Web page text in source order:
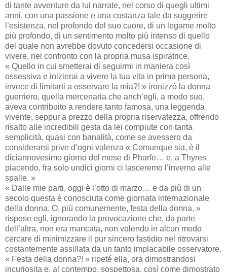
di tante avventure da lui narrate, nel corso di quegli ultimi
anni, con una passione e una costanza tale da suggerire
l’esistenza, nel profondo del suo cuore, di un legame molto
più profondo, di un sentimento molto più intenso di quello
del quale non avrebbe dovuto concedersi occasione di
vivere, nel confronto con la propria musa ispiratrice.
« Quello in cui smetterai di seguirmi in maniera così
ossessiva e inizierai a vivere la tua vita in prima persona,
invece di limitarti a osservare la mia?! » ironizzò la donna
guerriero, quella mercenaria che anch’egli, a modo suo,
aveva contribuito a rendere tanto famosa, una leggenda
vivente, seppur a prezzo della propria riservatezza, offrendo
risalto alle incredibili gesta da lei compiute con tanta
semplicità, quasi con banalità, come se avessero da
considerarsi prive d’ogni valenza « Comunque sia, è il
diciannovesimo giorno del mese di Pharfe… e, a Thyres
piacendo, fra solo undici giorni ci lasceremo l’inverno alle
spalle. »
« Dalle mie parti, oggi è l’otto di marzo… e da più di un
secolo questa è conosciuta come giornata internazionale
della donna. O, più comunemente, festa della donna. »
rispose egli, ignorando la provocazione che, da parte
dell’altra, non era mancata, non volendo in alcun modo
cercare di minimizzare il pur sincero fastidio nel ritrovarsi
costantemente assillata da un tanto implacabile osservatore.
« Festa della donna?! » ripeté ella, ora dimostrandosi
incuriosita e, al contempo, sospettosa, così come dimostrato